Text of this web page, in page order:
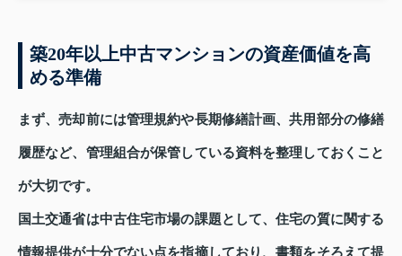
築20年以上中古マンションの資産価値を高
める準備
まず、売却前には管理規約や長期修繕計画、共用部分の修繕
履歴など、管理組合が保管している資料を整理しておくこと
が大切です。
国土交通省は中古住宅市場の課題として、住宅の質に関する
情報提供が十分でない点を指摘しており、書類をそろえて提